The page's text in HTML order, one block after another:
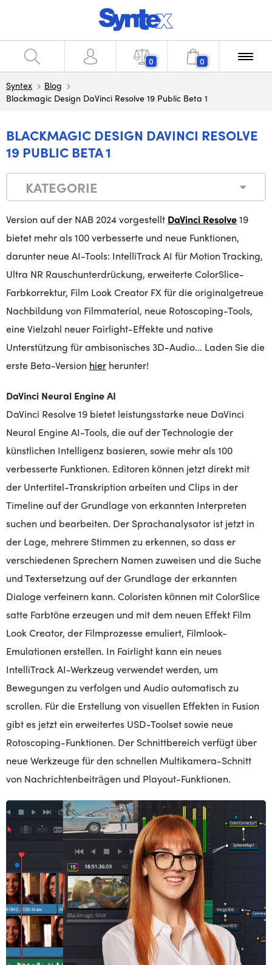
0 0
Syntex
Blog
Blackmagic Design DaVinci Resolve 19 Public Beta 1
BLACKMAGIC DESIGN DAVINCI RESOLVE
19 PUBLIC BETA 1
KATEGORIE
Version auf der NAB 2024 vorgestellt DaVinci Resolve19
bietet mehr als 100 verbesserte und neue Funktionen,
darunter neue AI-Tools: IntelliTrack AI für Motion Tracking,
Ultra NR Rauschunterdrückung, erweiterte ColorSlice-
Farbkorrektur, Film Look Creator FX für die originalgetreue
Nachbildung von Filmmaterial, neue Rotoscoping-Tools,
eine Vielzahl neuer Fairlight-Effekte und native
Unterstützung für ambisonisches 3D-Audio... Laden Sie die
erste Beta-Version hier herunter!
DaVinci Neural Engine AI
DaVinci Resolve 19 bietet leistungsstarke neue DaVinci
Neural Engine AI-Tools, die auf der Technologie der
künstlichen Intelligenz basieren, sowie mehr als 100
verbesserte Funktionen. Editoren können jetzt direkt mit
der Untertitel-Transkription arbeiten und Clips in der
Timeline auf der Grundlage von erkannten Interpreten
suchen und bearbeiten. Der Sprachanalysator ist jetzt in
der Lage, mehrere Stimmen zu erkennen, so dass er
verschiedenen Sprechern Namen zuweisen und die Suche
und Textersetzung auf der Grundlage der erkannten
Dialoge verfeinern kann. Coloristen können mit ColorSlice
satte Farbtöne erzeugen und mit dem neuen Effekt Film
Look Creator, der Filmprozesse emuliert, Filmlook-
Emulationen erstellen. In Fairlight kann ein neues
IntelliTrack AI-Werkzeug verwendet werden, um
Bewegungen zu verfolgen und Audio automatisch zu
scrollen. Für die Erstellung von visuellen Effekten in Fusion
gibt es jetzt ein erweitertes USD-Toolset sowie neue
Rotoscoping-Funktionen. Der Schnittbereich verfügt über
neue Werkzeuge für den schnellen Multikamera-Schnitt
von Nachrichtenbeiträgen und Playout-Funktionen.